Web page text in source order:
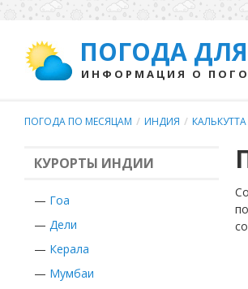
ПОГОДА
ИНФОРМАЦИЯ О
ПОГОДА ПО МЕСЯЦАМ / ИНДИЯ / КАЛЬКУТТА
КУРОРТЫ ИНДИИ
— Гоа
— Дели
— Керала
— Мумбаи